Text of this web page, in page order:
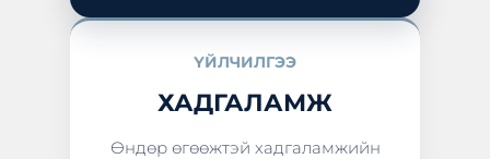
ҮЙЛЧИЛГЭЭ
ХАДГАЛАМЖ
Өндөр өгөөжтэй хадгаламжийн